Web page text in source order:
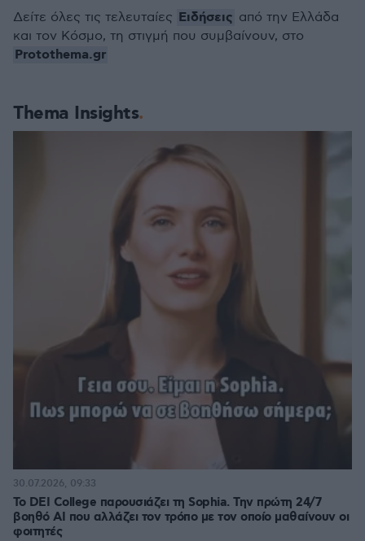
Thema Insights
Το DEI College παρουσιάζει τη Sophia. Την πρώτη 24/7
βοηθό AI που αλλάζει τον τρόπο με τον οποίο μαθαίνουν οι
φοιτητές
30.07.2026, 09:33
Δείτε όλες τις τελευταίες Ειδήσεις από την Ελλάδα
και τον Κόσμο, τη στιγμή που συμβαίνουν, στο
Protothema.gr